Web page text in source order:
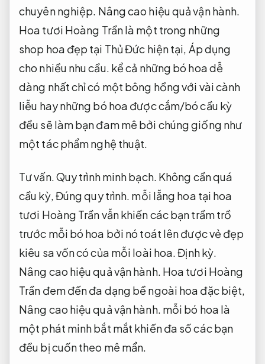
chuyên nghiệp. Nâng cao hiệu quả vận hành.
Hoa tươi Hoàng Trần là một trong những
shop hoa đẹp tại Thủ Đức hiện tại, Áp dụng
cho nhiều nhu cầu. kể cả những bó hoa dễ
dàng nhất chỉ có một bông hồng với vài cành
liễu hay những bó hoa được cắm/bó cầu kỳ
đều sẽ làm bạn đam mê bởi chúng giống như
một tác phẩm nghệ thuật.
Tư vấn.Quy trình minh bạch. Không cần quá
cầu kỳ,Đúng quy trình. mỗi lẵng hoa tại hoa
tươi Hoàng Trần vẫn khiến các bạn trầm trồ
trước mỗi bó hoa bởi nó toát lên được vẻ đẹp
kiêu sa vốn có của mỗi loài hoa.Định kỳ.
Nâng cao hiệu quả vận hành. Hoa tươi Hoàng
Trần đem đến đa dạng bề ngoài hoa đặc biệt,
Nâng cao hiệu quả vận hành. mỗi bó hoa là
một phát minh bắt mắt khiến đa số các bạn
đều bị cuốn theo mê mẩn.